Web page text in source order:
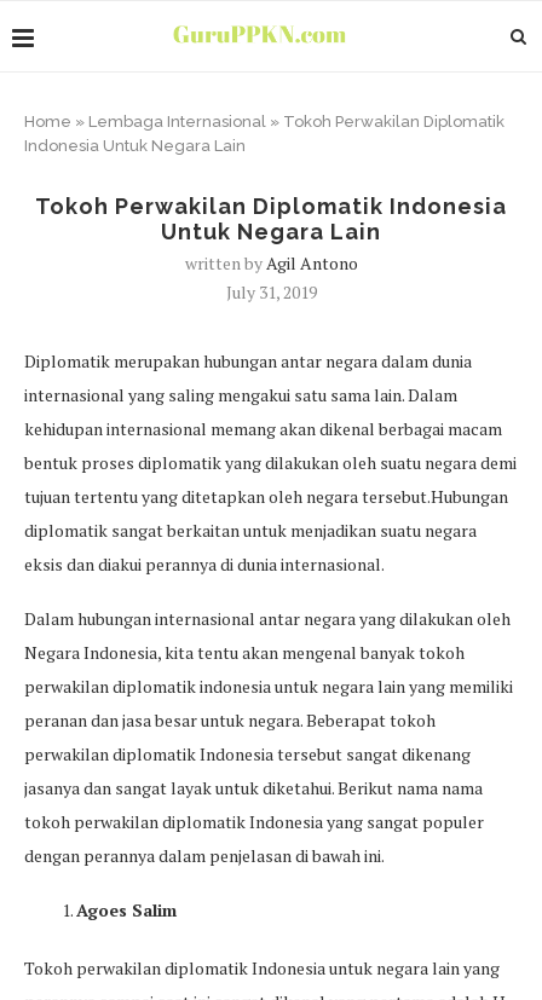
Home » Lembaga Internasional » Tokoh Perwakilan Diplomatik
Indonesia Untuk Negara Lain
Tokoh Perwakilan Diplomatik Indonesia
Untuk Negara Lain
written byAgil Antono
July 31, 2019
Diplomatik merupakan hubungan antar negara dalam dunia
internasional yang saling mengakui satu sama lain. Dalam
kehidupan internasional memang akan dikenal berbagai macam
bentuk proses diplomatik yang dilakukan oleh suatu negara demi
tujuan tertentu yang ditetapkan oleh negara tersebut.Hubungan
diplomatik sangat berkaitan untuk menjadikan suatu negara
eksis dan diakui perannya di dunia internasional.
Dalam hubungan internasional antar negara yang dilakukan oleh
Negara Indonesia, kita tentu akan mengenal banyak tokoh
perwakilan diplomatik indonesia untuk negara lain yang memiliki
peranan dan jasa besar untuk negara. Beberapat tokoh
perwakilan diplomatik Indonesia tersebut sangat dikenang
jasanya dan sangat layak untuk diketahui. Berikut nama nama
tokoh perwakilan diplomatik Indonesia yang sangat populer
dengan perannya dalam penjelasan di bawah ini.
Agoes Salim
Tokoh perwakilan diplomatik Indonesia untuk negara lain yang